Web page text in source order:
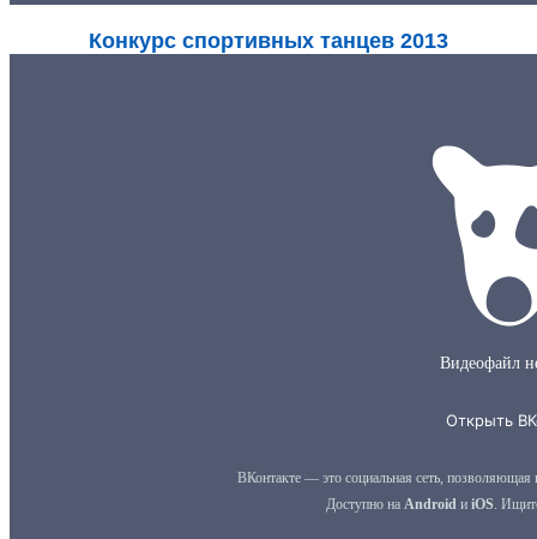
Конкурс спортивных танцев 2013